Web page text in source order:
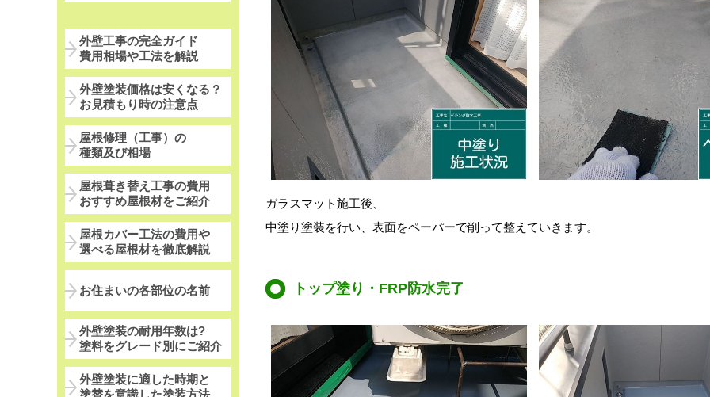
ガラスマット施工後、
中塗り塗装を行い、表面をペーパーで削って整えていきます。
トップ塗り・FRP防水完了
外壁工事の完全ガイド
費用相場や工法を解説
外壁塗装価格は安くなる？
お見積もり時の注意点
屋根修理（工事）の
種類及び相場
屋根葺き替え工事の費用
おすすめ屋根材をご紹介
屋根カバー工法の費用や
選べる屋根材を徹底解説
お住まいの各部位の名前
外壁塗装の耐用年数は?
塗料をグレード別にご紹介
外壁塗装に適した時期と